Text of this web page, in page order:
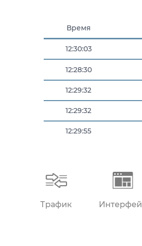
Время
12:30:03
12:28:30
12:29:32
12:29:32
12:29:55
Трафик